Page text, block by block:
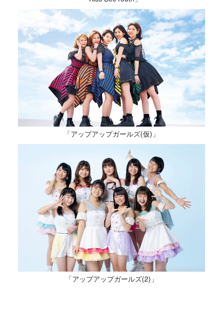
「アップアップガールズ(仮)」
「アップアップガールズ(2)」